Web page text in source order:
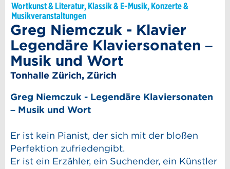
Wortkunst & Literatur, Klassik & E-Musik, Konzerte &
Musikveranstaltungen
Greg Niemczuk - Klavier
Legendäre Klaviersonaten –
Musik und Wort
Tonhalle Zürich, Zürich
Greg Niemczuk - Legendäre Klaviersonaten
– Musik und Wort
Er ist kein Pianist, der sich mit der bloßen
Perfektion zufriedengibt.
Er ist ein Erzähler, ein Suchender, ein Künstler